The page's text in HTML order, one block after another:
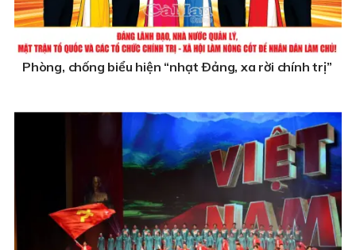
Phòng, chống biểu hiện “nhạt Ðảng, xa rời chính trị”